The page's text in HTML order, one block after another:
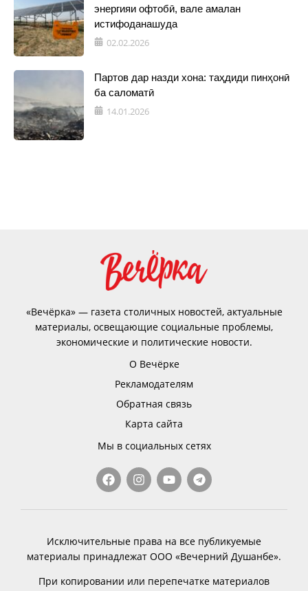
энергияи офтобӣ, вале амалан
истифоданашуда
02.02.2026
Партов дар назди хона: таҳдиди пинҳонӣ
ба саломатӣ
14.01.2026
«Вечёрка» — газета столичных новостей, актуальные
материалы, освещающие социальные проблемы,
экономические и политические новости.
О Вечёрке
Рекламодателям
Обратная связь
Карта сайта
Мы в социальных сетях
Исключительные права на все публикуемые
материалы принадлежат ООО «Вечерний Душанбе».
При копировании или перепечатке материалов